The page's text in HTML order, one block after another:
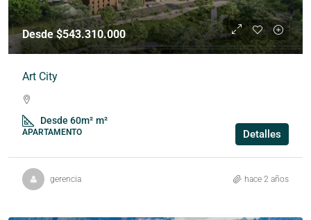
Desde $543.310.000
Art City
Desde 60m² m²
APARTAMENTO Detalles
gerencia hace 2 años